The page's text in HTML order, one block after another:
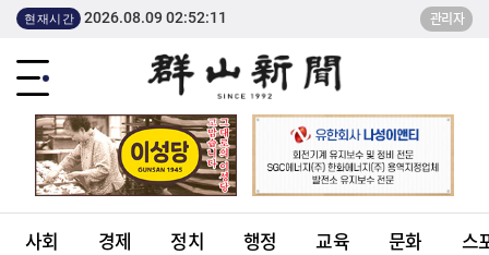
현재시간 2026.08.09 02:52:11 관리자
사회 경제 정치 행정 교육 문화 스